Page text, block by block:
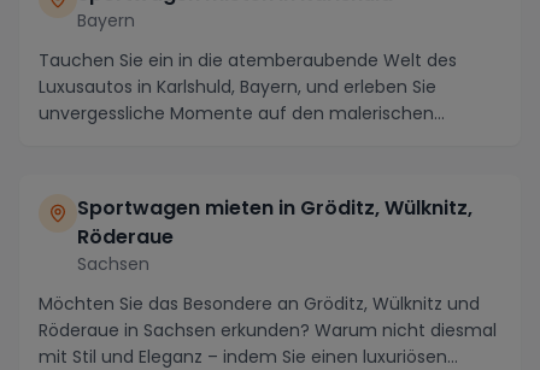
Bayern
Tauchen Sie ein in die atemberaubende Welt des
Luxusautos in Karlshuld, Bayern, und erleben Sie
unvergessliche Momente auf den malerischen
Sportwagen mieten in Gröditz, Wülknitz,
Röderaue
Sachsen
Möchten Sie das Besondere an Gröditz, Wülknitz und
Röderaue in Sachsen erkunden? Warum nicht diesmal
mit Stil und Eleganz – indem Sie einen luxuriösen...